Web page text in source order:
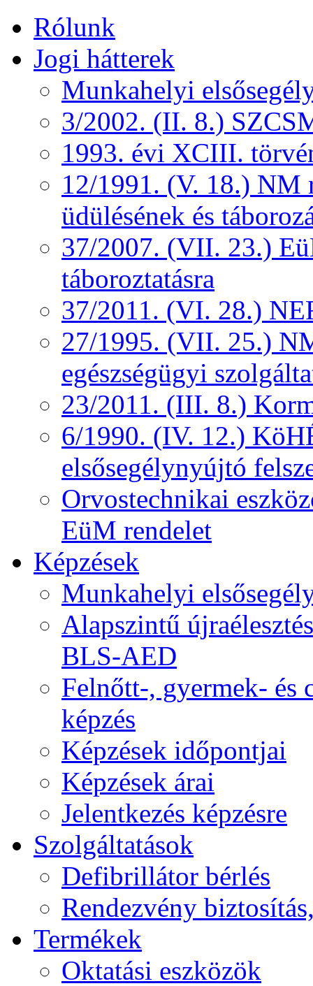
Rólunk
Jogi hátterek
Munkahelyi
3/2002. (II. 8.)
1993. évi XCIII.
12/1991. (V. 18.) NM
üdülésének és
37/2007. (VII. 23.)
táboroztatásra
37/2011. (VI. 28.)
27/1995. (VII. 25.)
egészségügyi
23/2011. (III. 8.)
6/1990. (IV. 12.)
elsősegélynyújtó
Orvostechnikai
EüM rendelet
Képzések
Munkahelyi
Alapszintű
BLS-AED
Felnőtt-, gyermek- és
képzés
Képzések időpontjai
Képzések árai
Jelentkezés képzésre
Szolgáltatások
Defibrillátor bérlés
Rendezvény
Termékek
Oktatási eszközök